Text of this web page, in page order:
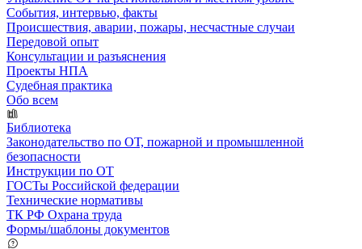
События, интервью, факты
Происшествия, аварии, пожары, несчастные случаи
Передовой опыт
Консультации и разъяснения
Проекты НПА
Судебная практика
Обо всем
Библиотека
Законодательство по ОТ, пожарной и промышленной
безопасности
Инструкции по ОТ
ГОСТы Российской федерации
Технические нормативы
ТК РФ Охрана труда
Формы/шаблоны документов